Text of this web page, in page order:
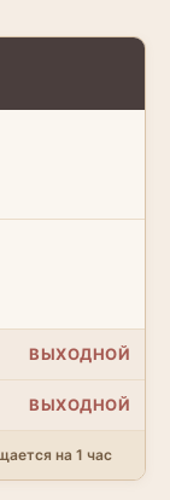
ВЫХОДНОЙ
ВЫХОДНОЙ
на 1 час